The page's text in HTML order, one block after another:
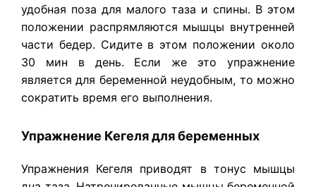
удобная поза для малого таза и спины. В этом
положении распрямляются мышцы внутренней
части бедер. Сидите в этом положении около
30 мин в день. Если же это упражнение
является для беременной неудобным, то можно
сократить время его выполнения.
Упражнение Кегеля для беременных
Упражнения Кегеля приводят в тонус мышцы